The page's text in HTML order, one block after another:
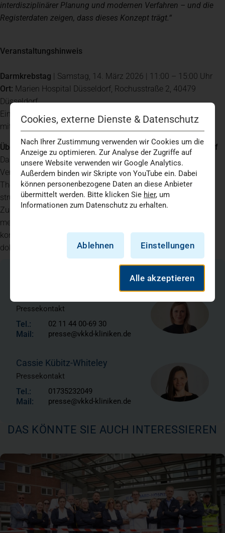
interdisziplinärer Planung und modernen Verfahren – und die
Registerdaten zeigen, dass dieses Konzept trägt.“
Veranstaltungshinweis
Darmkrebstag | Samstag, 14. März 2026 | 11:00 – 15:00 Uhr
Ort: Marien Hospital Düsseldorf, Rochusstraße 2, 40479
Düsseldorf
Eintritt frei | Programm und Anmeldung zur OP-Besichtigung
mit OP-Roboter
Über das Darmkrebszentrum am Marien Hospital Düsseldorf
Das zertifizierte Darmkrebszentrum bietet eine umfassende
Versorgung von der Vorsorge über Diagnostik und operative
Therapie bis zur medikamentösen Behandlung und
strukturierten Nachsorge. Grundlage ist die enge
Zusammenarbeit spezialisierter Fachbereiche nach aktuellen
medizinischen Leitlinien. Die Ergebnisqualität wird
kontinuierlich im nationalen StuDoQ-Register der DGAV
dokumentiert und extern überprüft
Pressekontakt
Tel.: 02 11 44 00-69 30
Mail: presse@vkkd-kliniken.de
Cassie Kübitz-Whiteley
Pressekontakt
Tel.: 01735232049
Mail: presse@vkkd-kliniken.de
DAS KÖNNTE SIE AUCH INTERESSIEREN
Cookies, externe Dienste & Datenschutz
Nach Ihrer Zustimmung verwenden wir Cookies um die
Anzeige zu optimieren. Zur Analyse der Zugriffe auf
unsere Website verwenden wir Google Analytics.
Außerdem binden wir Skripte von YouTube ein. Dabei
können personenbezogene Daten an diese Anbieter
übermittelt werden. Bitte klicken Sie hier, um
Informationen zum Datenschutz zu erhalten.
Ablehnen Einstellungen
Alle akzeptieren